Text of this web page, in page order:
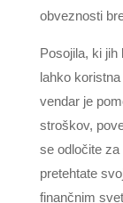
obveznosti
Posojila, ki jih
lahko
vendar je
stroškov,
se odločite za
pretehtate
finančnim